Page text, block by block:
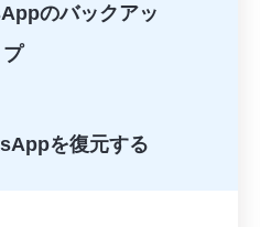
のバックアッ
プ
を復元する